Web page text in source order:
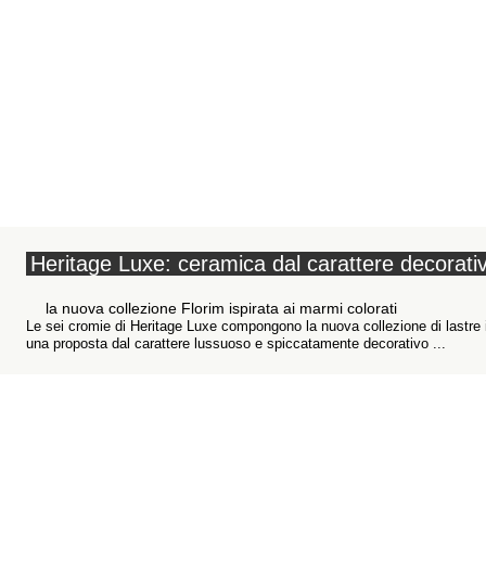
Heritage Luxe: ceramica dal carattere
la nuova collezione Florim ispirata ai marmi colorati
Le sei cromie di Heritage Luxe compongono la nuova collezione di
una proposta dal carattere lussuoso e spiccatamente decorativo ...